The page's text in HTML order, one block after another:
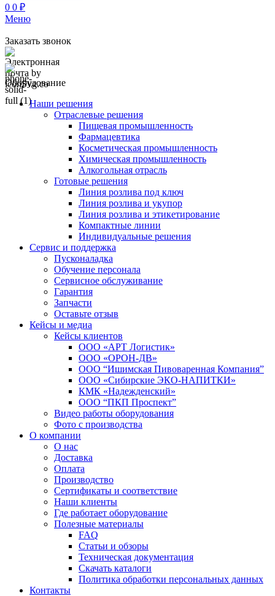
0 0 ₽
Меню
Заказать звонок
Оборудование
Наши решения
Отраслевые решения
Пищевая промышленность
Фармацевтика
Косметическая промышленность
Химическая промышленность
Алкогольная отрасль
Готовые решения
Линия розлива под ключ
Линия розлива и укупор
Линия розлива и этикетирование
Компактные линии
Индивидуальные решения
Сервис и поддержка
Пусконаладка
Обучение персонала
Сервисное обслуживание
Гарантия
Запчасти
Оставьте отзыв
Кейсы и медиа
Кейсы клиентов
ООО «АРТ Логистик»
ООО «ОРОН-ДВ»
ООО “Ишимская Пивоваренная Компания”
ООО «Сибирские ЭКО-НАПИТКИ»
КМК «Надежденский»
ООО “ПКП Проспект”
Видео работы оборудования
Фото с производства
О компании
О нас
Доставка
Оплата
Производство
Сертификаты и соответствие
Наши клиенты
Где работает оборудование
Полезные материалы
FAQ
Статьи и обзоры
Техническая документация
Скачать каталоги
Политика обработки персональных данных
Контакты